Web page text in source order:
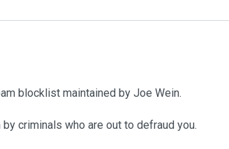
blocklist maintained by Joe Wein.
criminals who are out to defraud you.